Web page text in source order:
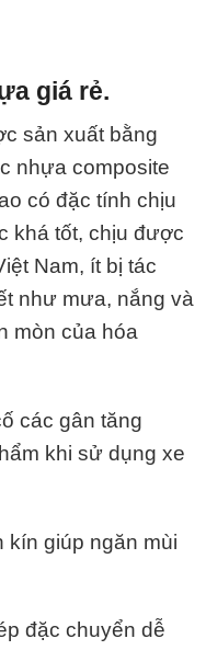
giá rẻ.
sản xuất bằng
nhựa composite
có đặc tính chịu
khá tốt, chịu được
Nam, ít bị tác
như mưa, nắng và
mòn của hóa
các gân tăng
khi sử dụng xe
kín giúp ngăn mùi
đặc chuyển dễ